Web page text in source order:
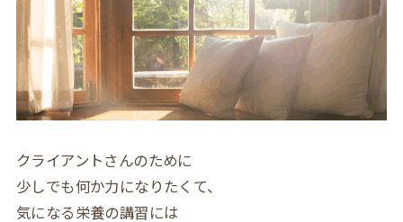
クライアントさんのために
少しでも何か力になりたくて、
気になる栄養の講習には